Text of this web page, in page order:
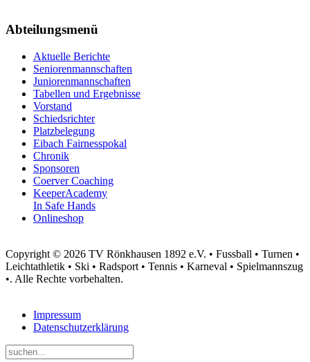
Abteilungsmenü
Aktuelle Berichte
Seniorenmannschaften
Juniorenmannschaften
Tabellen und Ergebnisse
Vorstand
Schiedsrichter
Platzbelegung
Eibach Fairnesspokal
Chronik
Sponsoren
Coerver Coaching
KeeperAcademy
In Safe Hands
Onlineshop
Copyright © 2026 TV Rönkhausen 1892 e.V. • Fussball • Turnen •
Leichtathletik • Ski • Radsport • Tennis • Karneval • Spielmannszug
•. Alle Rechte vorbehalten.
Impressum
Datenschutzerklärung